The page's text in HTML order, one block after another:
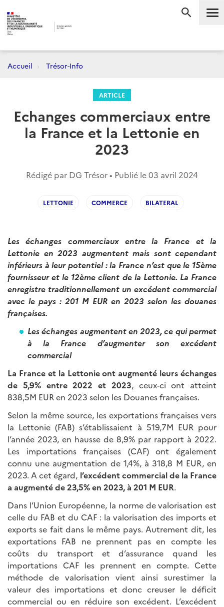
Accueil Trésor-Info
ARTICLE
Echanges commerciaux entre
la France et la Lettonie en
2023
Rédigé par DG Trésor • Publié le03 avril 2024
LETTONIE COMMERCE BILATERAL
Les échanges commerciaux entre la France et la
Lettonie en 2023 augmentent mais sont cependant
inférieurs à leur potentiel : la France n’est que le 15ème
fournisseur et le 12ème client de la Lettonie. La France
enregistre traditionnellement un excédent commercial
avec le pays : 201 M EUR en 2023 selon les douanes
françaises.
Les échanges augmentent en 2023, ce qui permet
à la France d’augmenter son excédent
commercial
La France et la Lettonie ont augmenté leurs échanges
de 5,9% entre 2022 et 2023, ceux-ci ont atteint
838,5M EUR en 2023 selon les Douanes françaises.
Selon la même source, les exportations françaises vers
la Lettonie (FAB) s’établissaient à 519,7M EUR pour
l’année 2023, en hausse de 8,9% par rapport à 2022.
Les importations françaises (CAF) ont également
connu une augmentation de 1,4%, à 318,8 M EUR, en
2023. A cet égard, l’excédent commercial de la France
a augmenté de 23,5% en 2023, à 201 M EUR.
Dans l’Union Européenne, la norme de valorisation est
celle du FAB et du CAF : la valorisation des imports et
exports se fait dans le même pays. Autrement dit, les
exportations FAB ne prennent pas en compte les
coûts du transport et d’assurance quand les
importations CAF les prennent en compte. Cette
méthode de valorisation vient ainsi surestimer la
valeur des importations et donc creuser le déficit
commercial ou en réduire son excédent. L’excédent